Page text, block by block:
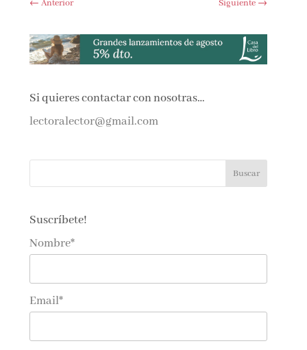
←Anterior Siguiente→
Si quieres contactar con nosotras…
lectoralector@gmail.com
Suscríbete!
Nombre*
Email*